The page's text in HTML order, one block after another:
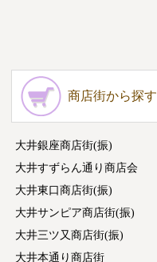
商店街から探す
大井銀座商店街(振)
大井すずらん通り商店会
大井東口商店街(振)
大井サンピア商店街(振)
大井三ツ又商店街(振)
大井本通り商店街